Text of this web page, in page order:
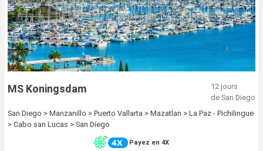
MS Koningsdam
12 jours
de San Diego
San Diego > Manzanillo > Puerto Vallarta > Mazatlan > La Paz - Pichilingue
> Cabo san Lucas > San Diego
Payez en 4X